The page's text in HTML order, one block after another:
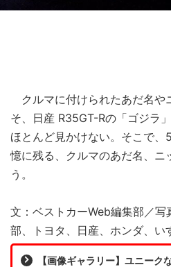
クルマに付けられたあだ名や
そ、日産 R35GT-Rの「ゴジラ
ほとんど見かけない。そこで
憶に残る、クルマのあだ名、ニ
う。
文：ベストカーWeb編集部／
部、トヨタ、日産、ホンダ、い
【画像ギャラリー】ユニーク